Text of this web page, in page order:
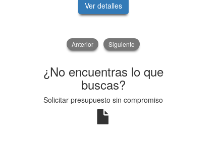
Ver detalles
Anterior Siguiente
¿No encuentras lo que
buscas?
Solicitar presupuesto sin compromiso